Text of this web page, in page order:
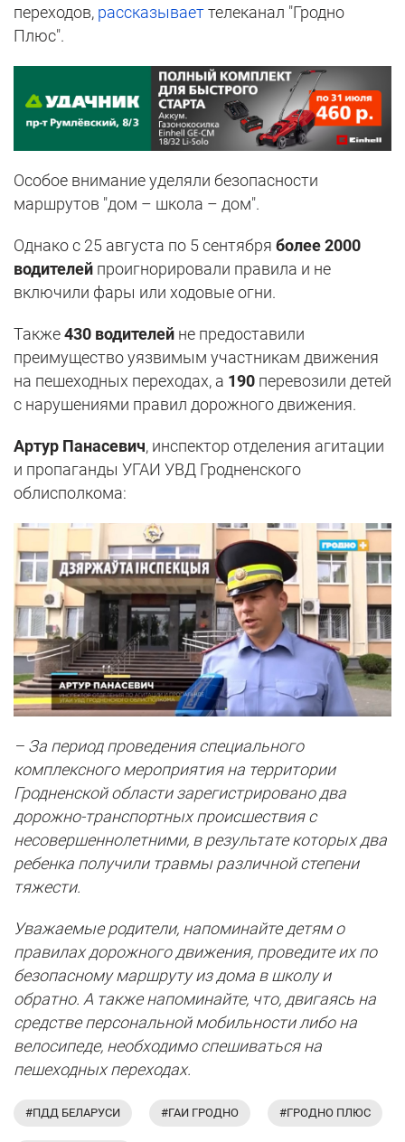
переходов, рассказываеттелеканал "Гродно
Плюс".
Особое внимание уделяли безопасности
маршрутов "дом – школа – дом".
Однако с 25 августа по 5 сентября более 2000
водителей проигнорировали правила и не
включили фары или ходовые огни.
Также430 водителей не предоставили
преимущество уязвимым участникам движения
на пешеходных переходах, а 190 перевозили детей
с нарушениями правил дорожного движения.
Артур Панасевич, инспектор отделения агитации
и пропаганды УГАИ УВД Гродненского
облисполкома:
– За период проведения специального
комплексного мероприятия на территории
Гродненской области зарегистрировано два
дорожно-транспортных происшествия с
несовершеннолетними, в результате которых два
ребенка получили травмы различной степени
тяжести.
Уважаемые родители, напоминайте детям о
правилах дорожного движения, проведите их по
безопасному маршруту из дома в школу и
обратно. А также напоминайте, что, двигаясь на
средстве персональной мобильности либо на
велосипеде, необходимо спешиваться на
пешеходных переходах.
#ПДД БЕЛАРУСИ #ГАИ ГРОДНО #ГРОДНО ПЛЮС